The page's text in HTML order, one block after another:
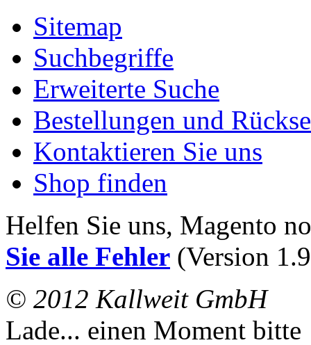
Sitemap
Suchbegriffe
Erweiterte Suche
Bestellungen und
Kontaktieren Sie uns
Shop finden
Helfen Sie uns, Magento
Sie alle Fehler (Version
© 2012 Kallweit GmbH
Lade... einen Moment bitte